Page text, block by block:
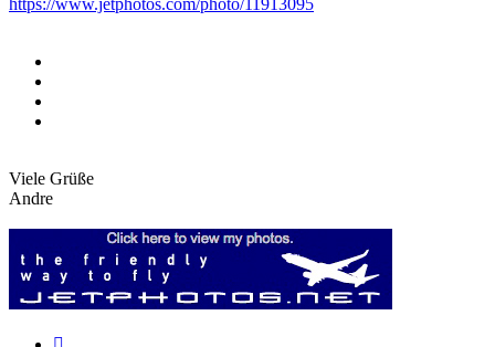
Viele Grüße
Andre